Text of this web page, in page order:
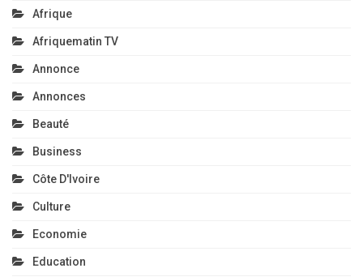
Afrique
Afriquematin TV
Annonce
Annonces
Beauté
Business
Côte D'Ivoire
Culture
Economie
Education